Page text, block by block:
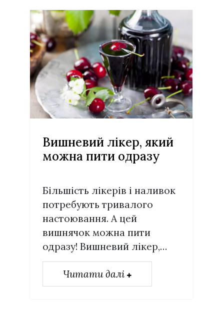
Вишневий лікер, який
можна пити одразу
Більшість лікерів і наливок
потребують тривалого
настоювання. А цей
вишнячок можна пити
одразу! Вишневий лікер,…
Читати далі